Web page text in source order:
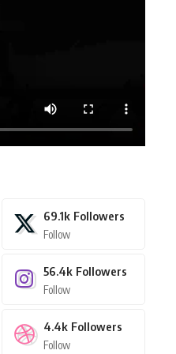
69.1k Followers
Follow
56.4k Followers
Follow
4.4k Followers
Follow